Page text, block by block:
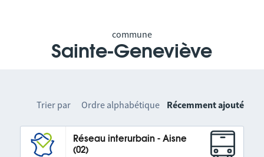
commune
Sainte-Geneviève
Trier par Ordre alphabétique Récemment ajouté
Réseau interurbain - Aisne
(02)